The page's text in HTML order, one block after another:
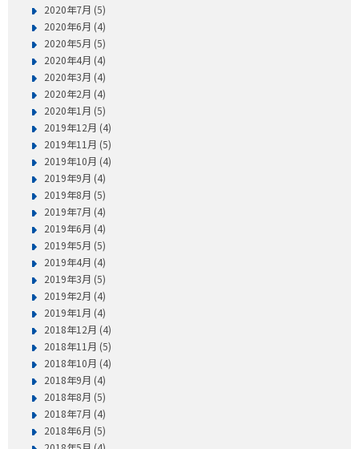
2020年7月 (5)
2020年6月 (4)
2020年5月 (5)
2020年4月 (4)
2020年3月 (4)
2020年2月 (4)
2020年1月 (5)
2019年12月 (4)
2019年11月 (5)
2019年10月 (4)
2019年9月 (4)
2019年8月 (5)
2019年7月 (4)
2019年6月 (4)
2019年5月 (5)
2019年4月 (4)
2019年3月 (5)
2019年2月 (4)
2019年1月 (4)
2018年12月 (4)
2018年11月 (5)
2018年10月 (4)
2018年9月 (4)
2018年8月 (5)
2018年7月 (4)
2018年6月 (5)